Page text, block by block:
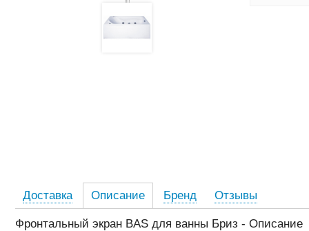
Доставка Описание Бренд Отзывы
Фронтальный экран BAS для ванны Бриз - Описание